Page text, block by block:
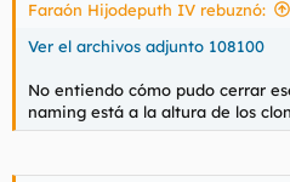
Faraón Hijodeputh IV rebuznó:
Ver el archivos adjunto 108100
No entiendo cómo pudo cerrar
naming está a la altura de los